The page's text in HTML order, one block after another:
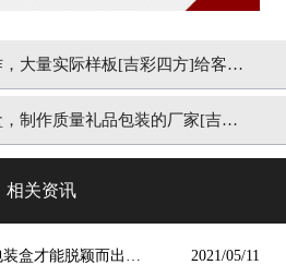
大量实际样板[吉彩四方]给客户
制作质量礼品包装的厂家[吉彩
相关资讯
盒才能脱颖而出？
2021/05/11